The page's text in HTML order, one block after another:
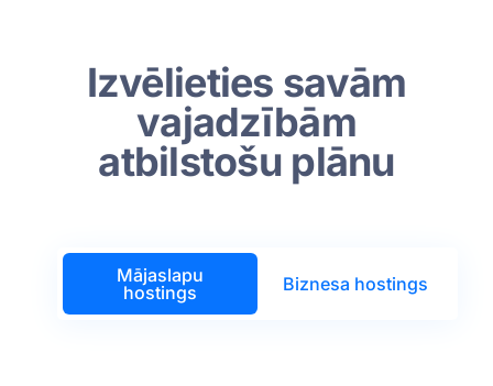
Izvēlieties savām
vajadzībām
atbilstošu plānu
Mājaslapu
hostings
Biznesa hostings